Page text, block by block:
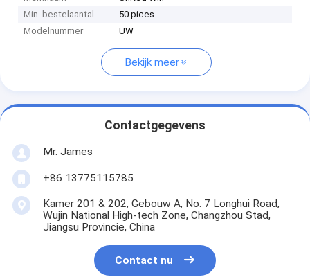
Min. bestelaantal
50 pices
Modelnummer
UW
Bekijk meer
Contactgegevens
Mr. James
+86 13775115785
Kamer 201 & 202, Gebouw A, No. 7 Longhui Road,
Wujin National High-tech Zone, Changzhou Stad,
Jiangsu Provincie, China
Contact nu